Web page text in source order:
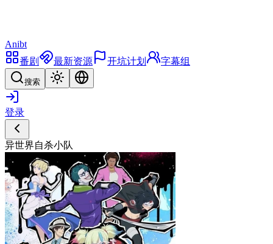
Anibt
番剧
最新资源 开坑计划 字幕组
搜索
登录
异世界自杀小队